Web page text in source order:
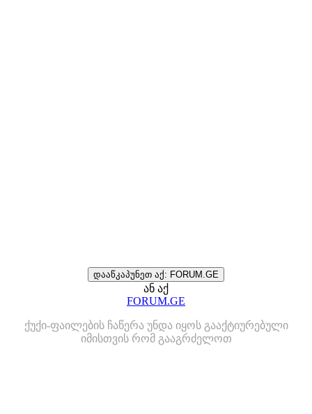
დააწკაპუნეთ აქ: FORUM.GE
ან აქ
FORUM.GE
ქუქი-ფაილების ჩაწერა უნდა იყოს გააქტიურებული
იმისთვის რომ გააგრძელოთ